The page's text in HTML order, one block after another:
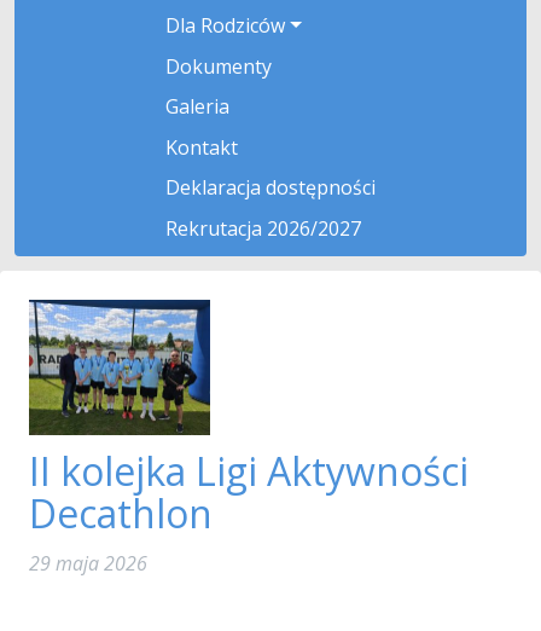
Dla Rodziców
Dokumenty
Galeria
Kontakt
Deklaracja dostępności
Rekrutacja 2026/2027
II kolejka Ligi Aktywności
Decathlon
29 maja 2026